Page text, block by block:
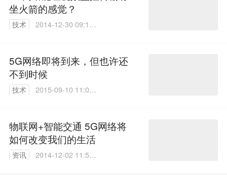
坐火箭的感觉？
技术
2014-12-30 09:11:
5G网络即将到来，但也许还
不到时候
技术
2015-09-10 11:09:
物联网+智能交通 5G网络将
如何改变我们的生活
资讯
2014-12-02 11:56: